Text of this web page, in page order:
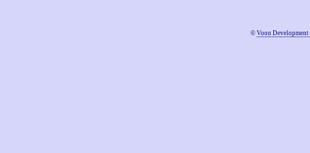
© Voon Development